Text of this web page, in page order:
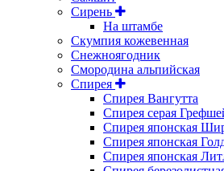
Сирень
На штамбе
Скумпия кожевенная
Снежноягодник
Смородина альпийская
Спирея
Спирея Вангутта
Спирея серая
Спирея японская
Спирея японская
Спирея японская